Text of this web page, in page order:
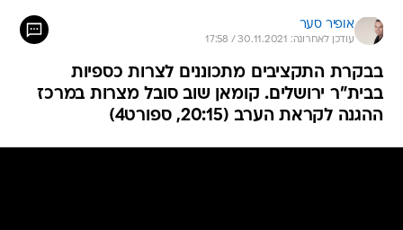
אופיר סער
עודכן לאחרונה: 30.11.2021 / 17:58
בבקרת התקציבים מתכוננים לצרות כספיות
בבית"ר ירושלים. קומאן שוב סובל מצרות במרכז
ההגנה לקראת הערב (20:15, ספורט4)